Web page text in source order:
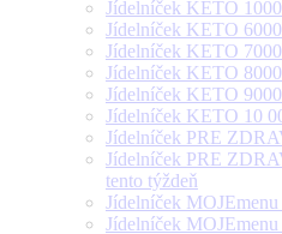
Jídelníček KETO
Jídelníček KETO
Jídelníček KETO
Jídelníček KETO
Jídelníček KETO
Jídelníček KETO 10
Jídelníček PRE
Jídelníček PRE
tento týždeň
Jídelníček MOJEmenu
Jídelníček